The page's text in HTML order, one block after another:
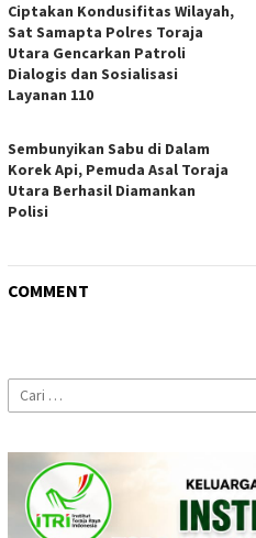
Ciptakan Kondusifitas Wilayah,
Sat Samapta Polres Toraja
Utara Gencarkan Patroli
Dialogis dan Sosialisasi
Layanan 110
Sembunyikan Sabu di Dalam
Korek Api, Pemuda Asal Toraja
Utara Berhasil Diamankan
Polisi
COMMENT
Cari
untuk: